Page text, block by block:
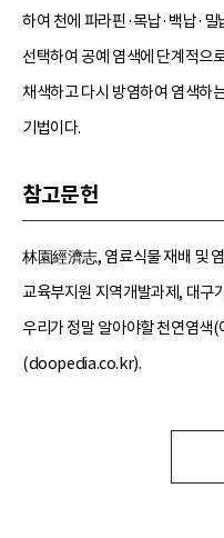
하여 천에 파라핀·목납·백납·
선택하여 공예 염색에 단계적으
채색하고 다시 방염하여 염색하
기법이다.
참고문헌
林園經濟志, 염료식물 재배 및
교육부지원 지역개발과제, 대구
우리가 정말 알아야할 천연염색
(doopedia.co.kr).